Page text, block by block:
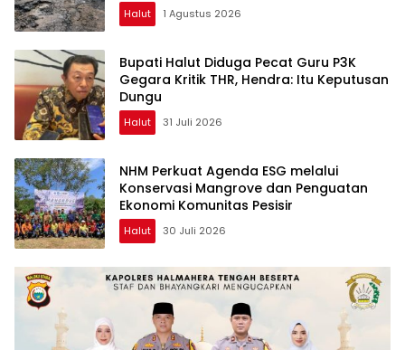
Halut 1 Agustus 2026
Bupati Halut Diduga Pecat Guru P3K
Gegara Kritik THR, Hendra: Itu Keputusan
Dungu
Halut 31 Juli 2026
NHM Perkuat Agenda ESG melalui
Konservasi Mangrove dan Penguatan
Ekonomi Komunitas Pesisir
Halut 30 Juli 2026